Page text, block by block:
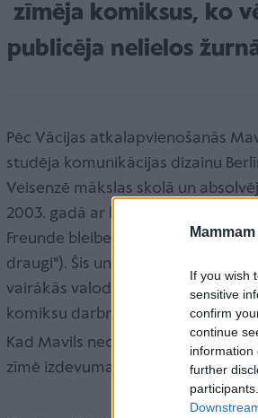
If you wish
sensitive
confirm
continue
information
further
zīmēja komiksus, ko
publicēja nelielos
Pēc Vācijas atkalapvienošanās
studēja komunikācijas dizainu
Veisenzē mākslas skolā un
2003. gadā ar komiksu "Wir können
Freunde bleiben" ("Mēs taču
draugi"). Šis un citi Mavila komiksi
vairākās valodās, mākslinieks
komiksu darbnīcām viesojies arī
Kad Mavils neceļo apkārt
zīmē izdevumam "Tagesspiegel",